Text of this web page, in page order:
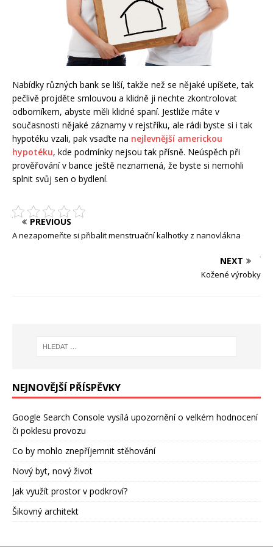
Nabídky různých bank se liší, takže než se nějaké upíšete, tak
pečlivě projděte smlouvou a klidně ji nechte zkontrolovat
odborníkem, abyste měli klidné spaní. Jestliže máte v
současnosti nějaké záznamy v rejstříku, ale rádi byste si i tak
hypotéku vzali, pak vsaďte na nejlevnější americkou
hypotéku, kde podmínky nejsou tak přísně. Neúspěch při
prověřování v bance ještě neznamená, že byste si nemohli
splnit svůj sen o bydlení.
PREVIOUS
A nezapomeňte si přibalit menstruační kalhotky z nanovlákna
NEXT
Kožené výrobky
NEJNOVĚJŠÍ PŘÍSPĚVKY
Google Search Console vysílá upozornění o velkém hodnocení
či poklesu provozu
Co by mohlo znepříjemnit stěhování
Nový byt, nový život
Jak využít prostor v podkroví?
Šikovný architekt